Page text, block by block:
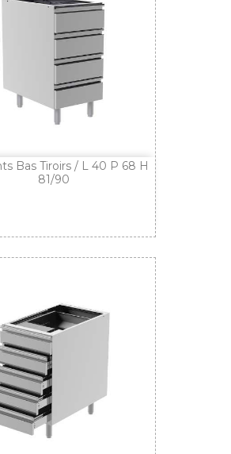
Bas Tiroirs / L 40 P 68 H
81/90